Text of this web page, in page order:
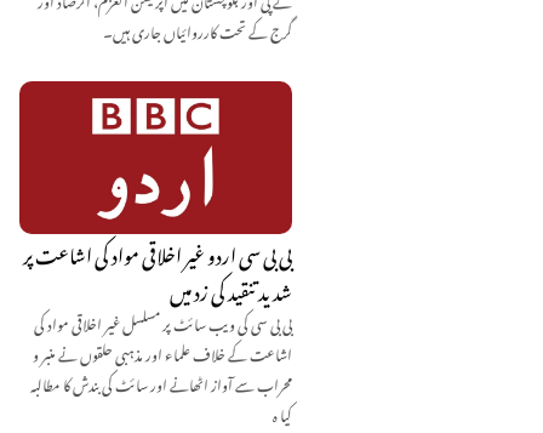
گرج کے تحت کارروائیاں جاری ہیں۔
بی بی سی اردو غیر اخلاقی مواد کی اشاعت پر
شدید تنقید کی زد میں
بی بی سی کی ویب سائٹ پر مسلسل غیر اخلاقی مواد کی
اشاعت کے خلاف علماء اور مذہبی حلقوں نے منبر و
محراب سے آواز اٹھانے اور سائٹ کی بندش کا مطالبہ
کیا ہ